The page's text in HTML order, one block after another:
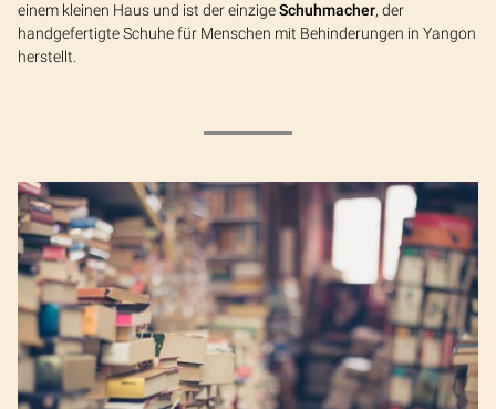
einem kleinen Haus und ist der einzigeSchuhmacher, der
handgefertigte Schuhe für Menschen mit Behinderungen in Yangon
herstellt.